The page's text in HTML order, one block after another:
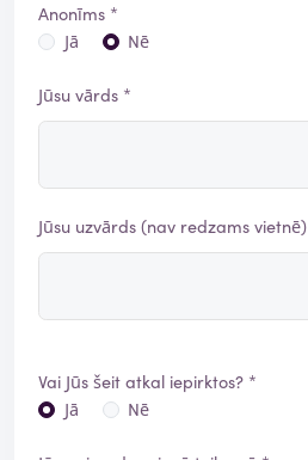
Anonīms *
Jā
Nē
Jūsu vārds *
Jūsu uzvārds (nav redzams vietnē)
Vai Jūs šeit atkal iepirktos? *
Jā
Nē